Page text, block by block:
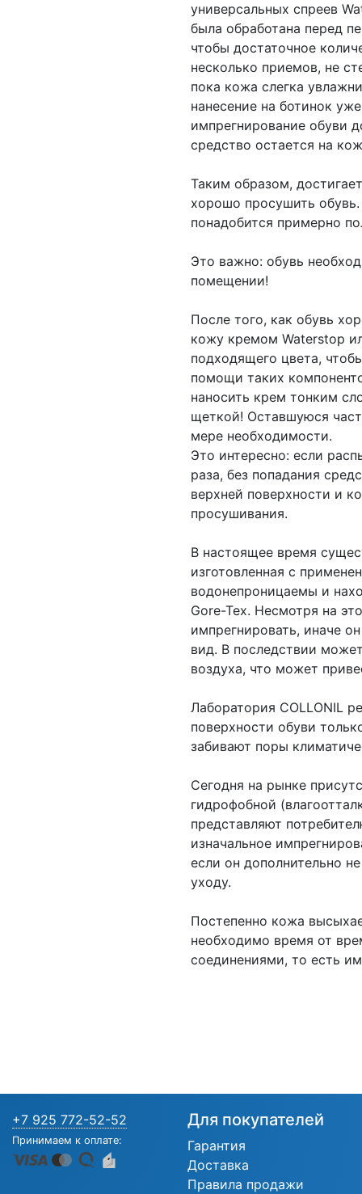
универсальных спреев
была обработана перед
чтобы достаточное
несколько приемов, не
пока кожа слегка
нанесение на ботинок
импрегнирование обуви
средство остается на
Таким образом,
хорошо просушить
понадобится примерно
Это важно: обувь
помещении!
После того, как обувь
кожу кремом Waterstop
подходящего цвета,
помощи таких
наносить крем тонким
щеткой! Оставшуюся
мере необходимости.
Это интересно: если
раза, без попадания
верхней поверхности и
просушивания.
В настоящее время
изготовленная с
водонепроницаемы и
Gore-Tex. Несмотря на
импрегнировать, иначе
вид. В последствии
воздуха, что может
Лаборатория COLLONIL
поверхности обуви
забивают поры
Сегодня на рынке
гидрофобной
представляют
изначальное
если он дополнительно
уходу.
Постепенно кожа
необходимо время от
соединениями, то есть
+7 925 772-52-52
Принимаем к оплате:
Для покупателей
Гарантия
Доставка
Правила продажи